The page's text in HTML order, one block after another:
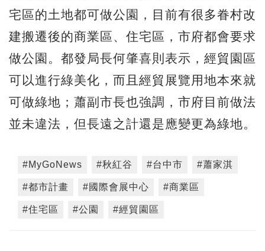
宅區的土地都可做公園，目前有很多眷村改
建搬遷後的商業區、住宅區，市府都會要求
做公園。都發局長何肇喜則表示，經貿園區
可以進行綠美化，而且經貿展覽用地本來就
可做綠地；蕭副市長也強調，市府目前做法
並未違法，但長遠之計還是應變更為綠地。
#MyGoNews #秋紅谷 #台中市 #蕭家淇
#都市計畫 #國際會展中心 #商業區
#住宅區 #公園 #經貿園區